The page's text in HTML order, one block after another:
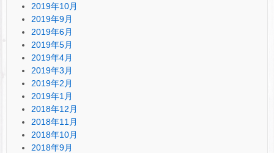
2019年10月
2019年9月
2019年6月
2019年5月
2019年4月
2019年3月
2019年2月
2019年1月
2018年12月
2018年11月
2018年10月
2018年9月